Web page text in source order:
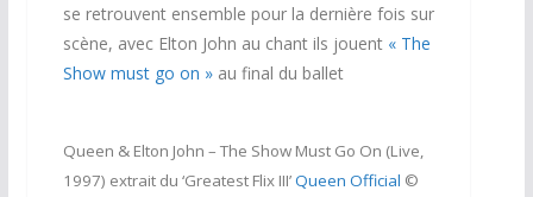
se retrouvent ensemble pour la dernière fois sur
scène, avec Elton John au chant ils jouent « The
Show must go on »au final du ballet
Queen & Elton John – The Show Must Go On (Live,
1997) extrait du ‘Greatest Flix III’Queen Official ©